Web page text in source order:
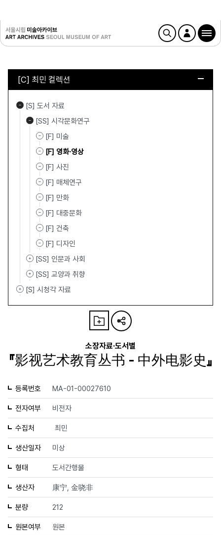
[C] 최민 컬렉션
[S] 도서 자료
[SS] 시각문화연구
[F] 미술
[F] 영화·영상
[F] 사진
[F] 매체연구
[F] 만화
[F] 대중문화
[F] 건축
[F] 디자인
[SS] 인문과 사회
[SS] 교양과 취향
[S] 시청각 자료
소장자료·도서별
『影视艺术教育丛书 - 中外电影史』
등록번호 MA-01-00027610
전자여부 비전자
수집처 최민
생산일자 미상
형태 도서간행물
생산자 康宁, 金哓非
분량 212
원본여부 원본